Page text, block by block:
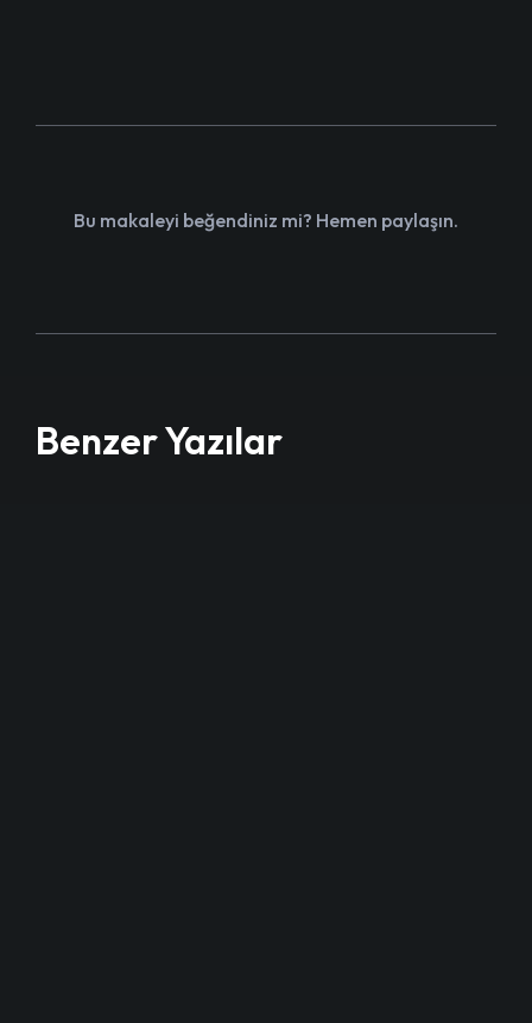
Bu makaleyi beğendiniz mi? Hemen paylaşın.
Benzer Yazılar